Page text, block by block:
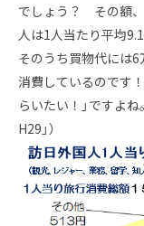
でしょう？ その額
人は1人当たり平均
そのうち買物代には
消費しているのです
らいたい！」ですよ
H29」）